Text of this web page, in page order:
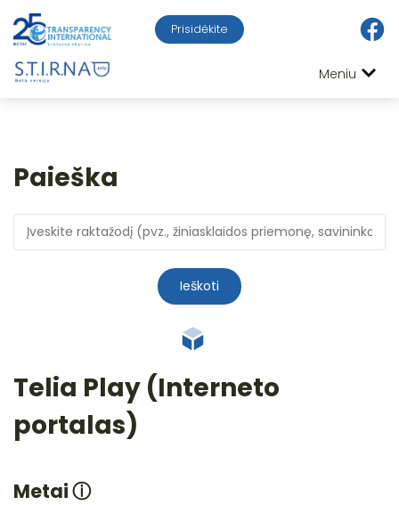
Prisidėkite
Meniu
Paieška
Ieškoti
Telia Play (Interneto
portalas)
Metaiⓘ